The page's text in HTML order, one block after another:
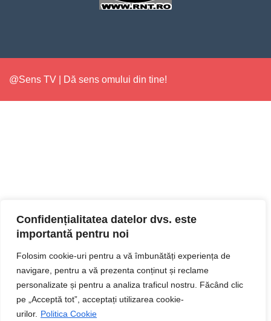
Confidențialitatea datelor dvs. este
importantă pentru noi
Folosim cookie-uri pentru a vă îmbunătăți experiența de
navigare, pentru a vă prezenta conținut și reclame
personalizate și pentru a analiza traficul nostru. Făcând clic
pe „Acceptă tot”, acceptați utilizarea cookie-
urilor. Politica Cookie
@Sens TV | Dă sens omului din tine!